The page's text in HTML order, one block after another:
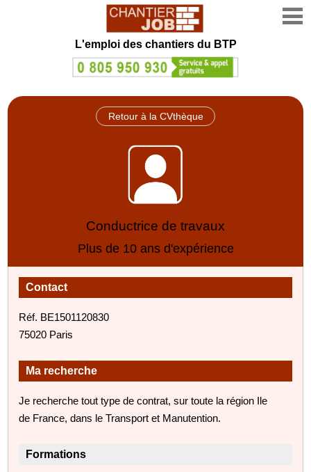
L'emploi des chantiers du BTP
Retour à la CVthèque
Conductrice de travaux
Plus de 10 ans d'expérience
Contact
Réf. BE1501120830
75020 Paris
Ma recherche
Je recherche tout type de contrat, sur toute la région Ile
de France, dans le Transport et Manutention.
Formations